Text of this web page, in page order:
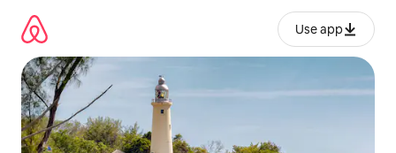
გადასვლა
Use app